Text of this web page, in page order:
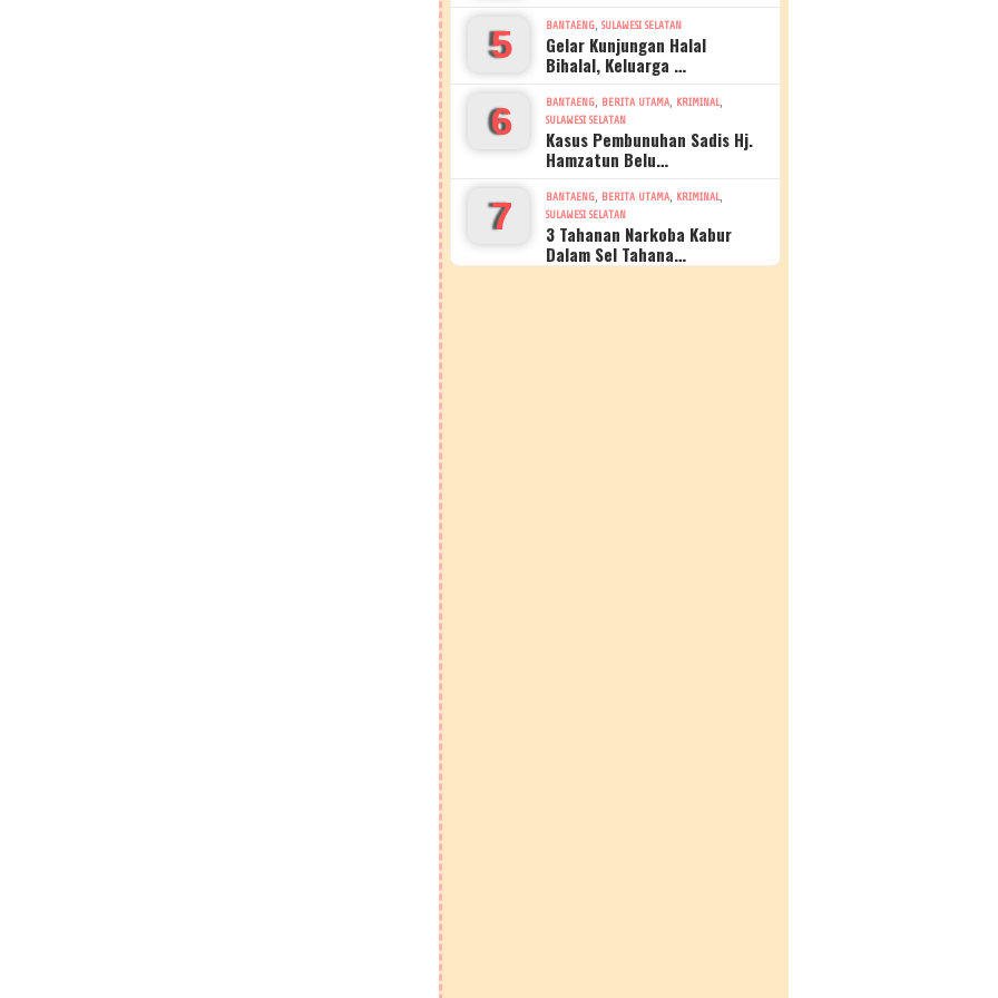
5 BANTAENG,SULAWESI SELATAN
Gelar Kunjungan Halal
Bihalal, Keluarga …
6 BANTAENG, BERITA UTAMA, KRIMINAL,
SULAWESI SELATAN
Kasus Pembunuhan Sadis Hj.
Hamzatun Belu…
7 BANTAENG, BERITA UTAMA, KRIMINAL,
SULAWESI SELATAN
3 Tahanan Narkoba Kabur
Dalam Sel Tahana…